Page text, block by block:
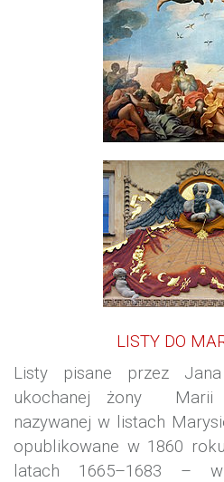
LISTY DO
Listy pisane przez
ukochanej żony Marii
nazywanej w listach
opublikowane w 1860 roku
latach 1665–1683 –